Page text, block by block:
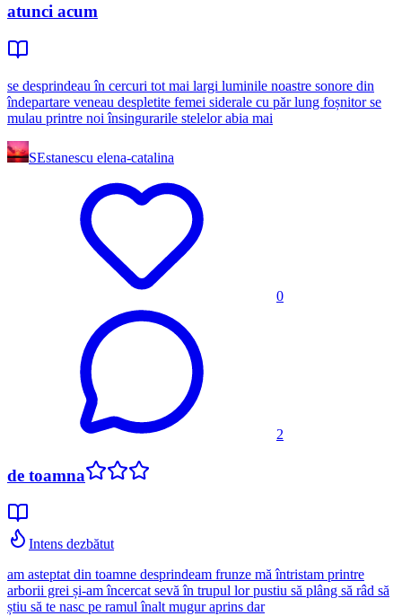
atunci acum
se desprindeau în cercuri tot mai largi luminile noastre sonore din
îndepartare veneau despletite femei siderale cu păr lung foșnitor se
mulau printre noi însingurarile stelelor abia mai
SEstanescu elena-catalina
0
2
de toamna
Intens dezbătut
am asteptat din toamne desprindeam frunze mă întristam printre
arborii grei și-am încercat sevă în trupul lor pustiu să plâng să râd să
știu să te nasc pe ramul înalt mugur aprins dar